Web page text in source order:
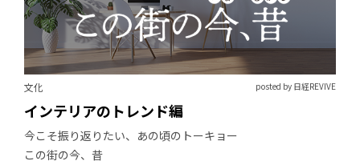
文化 posted by 日経REVIVE
インテリアのトレンド編
今こそ振り返りたい、あの頃のトーキョー
この街の今、昔